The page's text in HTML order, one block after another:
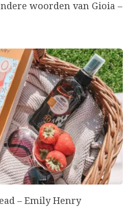
woorden van Gioia –
– Emily Henry